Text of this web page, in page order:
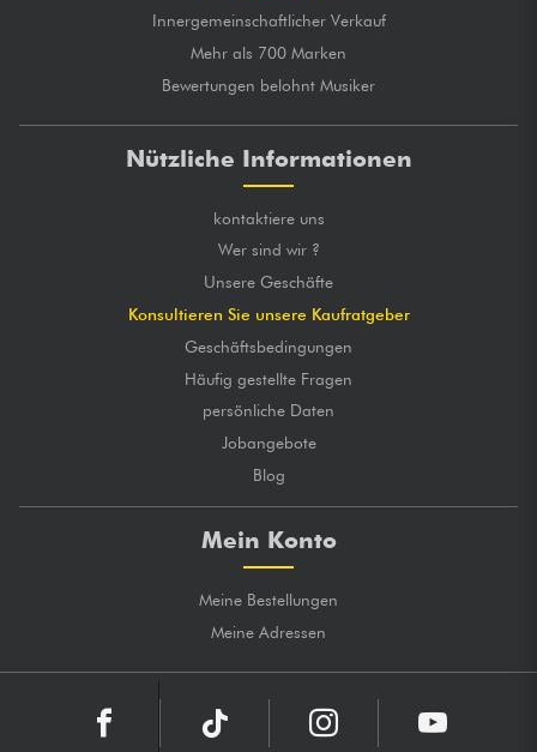
Innergemeinschaftlicher Verkauf
Mehr als 700 Marken
Bewertungen belohnt Musiker
Nützliche Informationen
kontaktiere uns
Wer sind wir ?
Unsere Geschäfte
Konsultieren Sie unsere Kaufratgeber
Geschäftsbedingungen
Häufig gestellte Fragen
persönliche Daten
Jobangebote
Blog
Mein Konto
Meine Bestellungen
Meine Adressen